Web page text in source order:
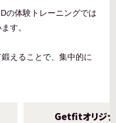
の体験トレーニングでは
す。
えることで、集中的に
Getfitオリジナ